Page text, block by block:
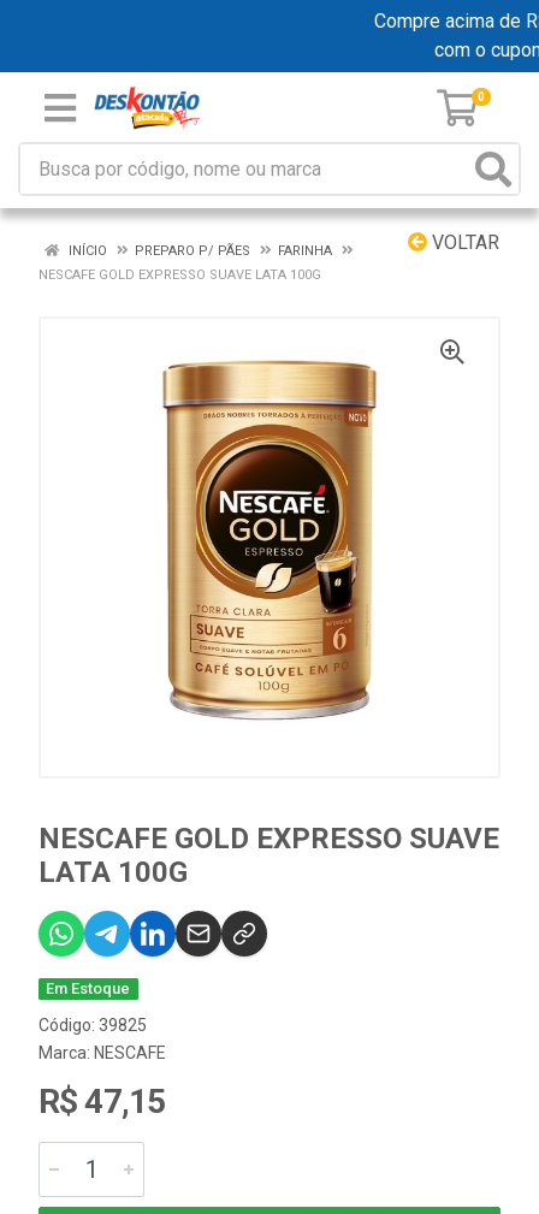
Compre acima de
com o
0
VOLTAR
INÍCIO PREPARO P/ PÃES
FARINHA
NESCAFE GOLD EXPRESSO SUAVE LATA 100G
NESCAFE GOLD EXPRESSO SUAVE
LATA 100G
Em Estoque
Código: 39825
Marca: NESCAFE
R$ 47,15